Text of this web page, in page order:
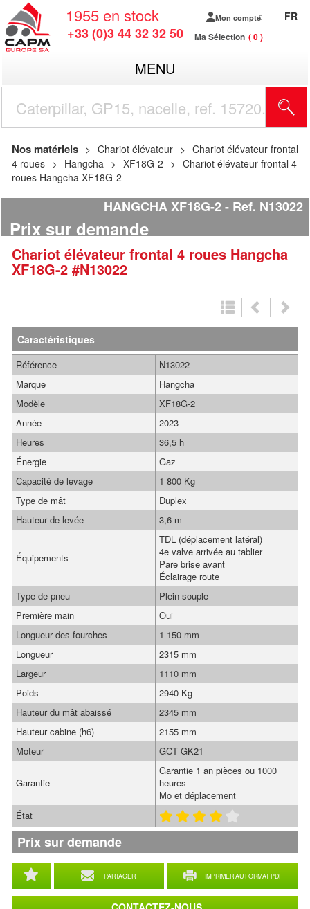
1955 en stock
+33 (0)3 44 32 32 50
Mon compte
Ma Sélection 0
FR
MENU
Nos matériels Chariot élévateur
Chariot élévateur frontal
4 roues
Hangcha XF18G-2
Chariot élévateur frontal 4
roues Hangcha XF18G-2
HANGCHA XF18G-2 Ref. N13022
Prix sur demande
Chariot élévateur frontal 4 roues Hangcha
XF18G-2 #N13022
Caractéristiques
PARTAGER IMPRIMER AU FORMAT PDF
Référence
N13022
Marque
Hangcha
Modèle
XF18G-2
Année
2023
Heures
36,5 h
Énergie
Gaz
Capacité de levage
1 800 Kg
Type de mât
Duplex
Hauteur de levée
3,6 m
Équipements
TDL (déplacement latéral)
4e valve arrivée au tablier
Pare brise avant
Éclairage route
Type de pneu
Plein souple
Première main
Oui
Longueur des fourches
1 150 mm
Longueur
2315 mm
Largeur
1110 mm
Poids
2940 Kg
Hauteur du mât abaissé
2345 mm
Hauteur cabine (h6)
2155 mm
Moteur
GCT GK21
Garantie
Garantie 1 an pièces ou 1000
heures
Mo et déplacement
État
Prix sur demande